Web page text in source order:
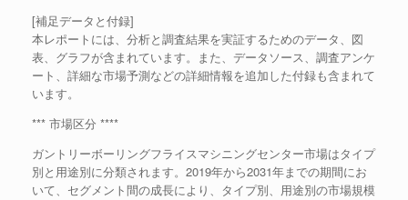
[補足データと付録]
本レポートには、分析と調査結果を実証するためのデータ、図
表、グラフが含まれています。また、データソース、調査アンケ
ート、詳細な市場予測などの詳細情報を追加した付録も含まれて
います。
*** 市場区分 ****
ガントリーボーリングフライスマシニングセンター市場はタイプ
別と用途別に分類されます。2019年から2031年までの期間にお
いて、セグメント間の成長により、タイプ別、用途別の市場規模